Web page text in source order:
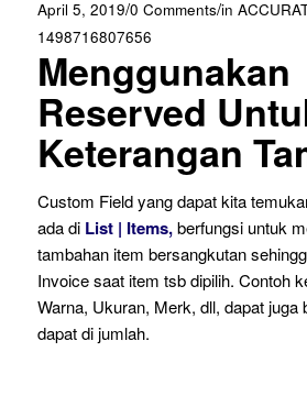
April 5, 2019/0 Comments/in
1498716807656
Menggunakan
Reserved
Keterangan
Custom Field yang dapat kita
ada di List | Items,berfungsi untuk
tambahan item bersangkutan
Invoice saat item tsb dipilih. Contoh
Warna, Ukuran, Merk, dll, dapat juga
dapat di jumlah.